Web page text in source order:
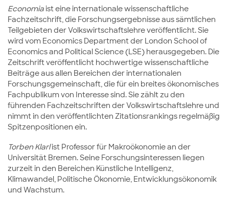
Economia ist eine internationale wissenschaftliche
Fachzeitschrift, die Forschungsergebnisse aus sämtlichen
Teilgebieten der Volkswirtschaftslehre veröffentlicht. Sie
wird vom Economics Department der London School of
Economics and Political Science (LSE) herausgegeben. Die
Zeitschrift veröffentlicht hochwertige wissenschaftliche
Beiträge aus allen Bereichen der internationalen
Forschungsgemeinschaft, die für ein breites ökonomisches
Fachpublikum von Interesse sind.Sie zählt zu den
führenden Fachzeitschriften der Volkswirtschaftslehre und
nimmt in den veröffentlichten Zitationsrankings regelmäßig
Spitzenpositionen ein.
Torben Klarlist Professor für Makroökonomie an der
Universität Bremen. Seine Forschungsinteressen liegen
zurzeit in den Bereichen Künstliche Intelligenz,
Klimawandel, Politische Ökonomie, Entwicklungsökonomik
und Wachstum.